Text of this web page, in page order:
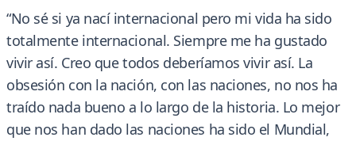
“No sé si ya nací internacional pero mi vida ha sido
totalmente internacional. Siempre me ha gustado
vivir así. Creo que todos deberíamos vivir así. La
obsesión con la nación, con las naciones, no nos ha
traído nada bueno a lo largo de la historia. Lo mejor
que nos han dado las naciones ha sido el Mundial,